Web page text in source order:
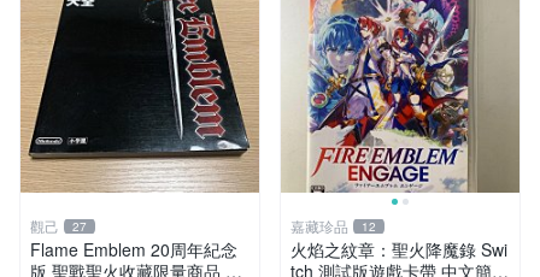
觀己 27
Flame Emblem 20周年紀念
版 聖戰聖火收藏限量商品 火
嘉藏珍品 12
火焰之紋章：聖火降魔錄 Swi
tch 測試版遊戲卡帶 中文簡體